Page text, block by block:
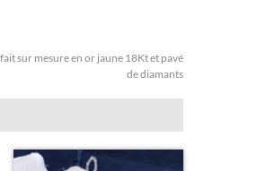
sur mesure en or jaune 18Kt et pavé
de diamants